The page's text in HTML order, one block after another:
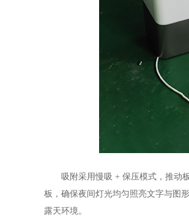
吸附采用慢吸 + 保压模式，推动板
板，确保夜间灯光均匀照亮文字与图
露天环境。